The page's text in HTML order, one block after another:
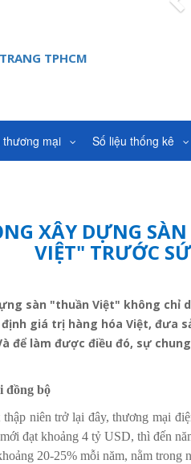
TPHCM
thương mại Số liệu thống kê
XÂY DỰNG
VIỆT" TRƯỚC
sàn "thuần Việt" không chỉ
định giá trị hàng hóa Việt, đưa
để làm được điều đó, sự
đồng bộ
niên trở lại đây, thương mại
đạt khoảng 4 tỷ USD, thì đến
20-25% mỗi năm, nằm